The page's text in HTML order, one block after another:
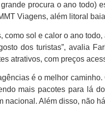
procura o ano todo)
Viagens, além litoral
como sol e calor o ano
dos turistas”, avalia
atrativos, com preços
é o melhor
mais pacotes para lá
nacional. Além disso, não